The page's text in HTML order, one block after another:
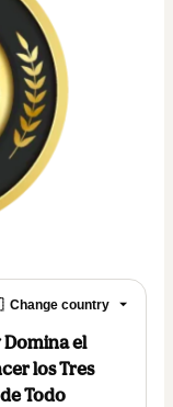
Change country
Domina el
los Tres
Todo